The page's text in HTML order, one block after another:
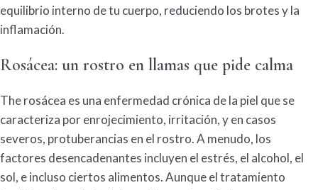
equilibrio interno de tu cuerpo, reduciendo los brotes y la
inflamación.
Rosácea: un rostro en llamas que pide calma
Therosácea es una enfermedad crónica de la piel que se
caracteriza por enrojecimiento, irritación, y en casos
severos, protuberancias en el rostro. A menudo, los
factores desencadenantes incluyen el estrés, el alcohol, el
sol, e incluso ciertos alimentos. Aunque el tratamiento